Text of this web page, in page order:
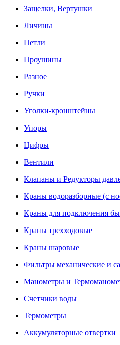
Защелки, Вертушки
Личины
Петли
Проушины
Разное
Ручки
Уголки-кронштейны
Упоры
Цифры
Вентили
Клапаны и Редукторы
Краны водоразборные (с
Краны для подключения
Краны трехходовые
Краны шаровые
Фильтры механические и
Манометры и
Счетчики воды
Термометры
Аккумуляторные отвертки